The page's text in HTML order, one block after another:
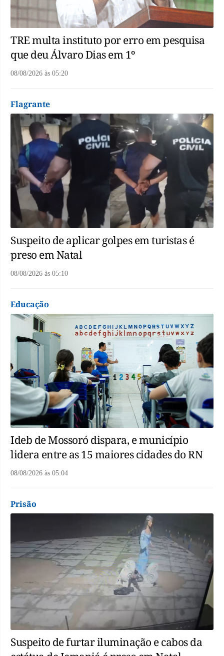
TRE multa instituto por erro em pesquisa
que deu Álvaro Dias em 1º
08/08/2026 às 05:20
Flagrante
Suspeito de aplicar golpes em turistas é
preso em Natal
08/08/2026 às 05:10
Educação
Ideb de Mossoró dispara, e município
lidera entre as 15 maiores cidades do RN
08/08/2026 às 05:04
Prisão
Suspeito de furtar iluminação e cabos da